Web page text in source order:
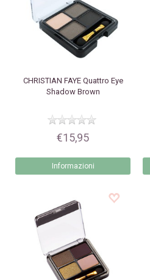
CHRISTIAN FAYEQuattro Eye
Shadow Brown
€15,95
Informazioni